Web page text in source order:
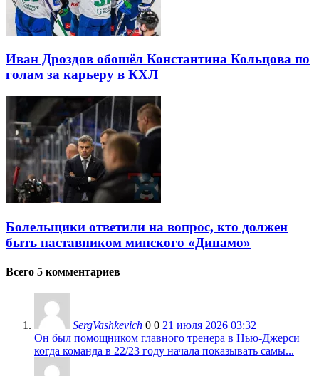
Иван Дроздов обошёл Константина Кольцова по
голам за карьеру в КХЛ
Болельщики ответили на вопрос, кто должен
быть наставником минского «Динамо»
Всего 5 комментариев
SergVashkevich 0 0 21 июля 2026 03:32
Он был помощником главного тренера в Нью-Джерси
когда команда в 22/23 году начала показывать самы...